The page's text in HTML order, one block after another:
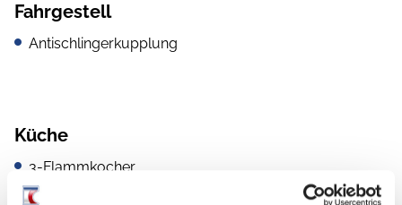
Fahrgestell
Antischlingerkupplung
Küche
3-Flammkocher